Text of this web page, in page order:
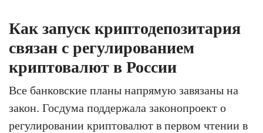
Как запуск криптодепозитария
связан с регулированием
криптовалют в России
Все банковские планы напрямую завязаны на
закон. Госдума поддержала законопроект о
регулировании криптовалют в первом чтении в